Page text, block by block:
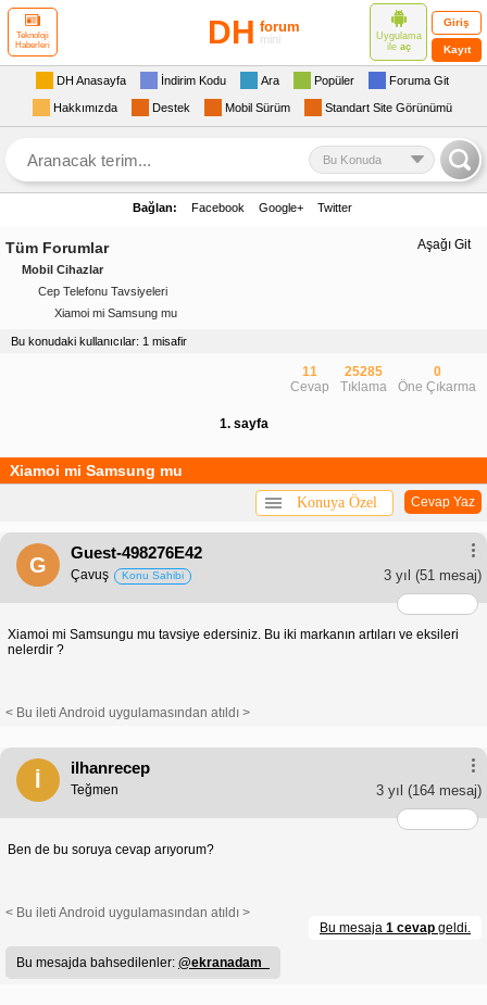
Teknoloji
Haberleri
DH forum
mini
Uygulama
ile aç
Giriş
Kayıt
DH Anasayfa İndirim Kodu Ara Popüler Foruma Git
Hakkımızda Destek Mobil Sürüm Standart Site Görünümü
Bu Konuda
Bağlan: Facebook Google+ Twitter
Aşağı Git
Tüm Forumlar
Mobil Cihazlar
Cep Telefonu Tavsiyeleri
Xiamoi mi Samsung mu
Bu konudaki kullanıcılar: 1 misafir
11
Cevap
25285
Tıklama
0
Öne Çıkarma
1. sayfa
Xiamoi mi Samsung mu
Cevap Yaz
Konuya Özel
G
Guest-498276E42
3 yıl (51 mesaj)
Çavuş Konu Sahibi
Xiamoi mi Samsungu mu tavsiye edersiniz. Bu iki markanın artıları ve eksileri
nelerdir ?
< Bu ileti Android uygulamasından atıldı >
İ
ilhanrecep
3 yıl (164 mesaj)
Teğmen
Ben de bu soruya cevap arıyorum?
< Bu ileti Android uygulamasından atıldı >
Bu mesaja 1 cevap geldi.
Bu mesajda bahsedilenler: @ekranadam_